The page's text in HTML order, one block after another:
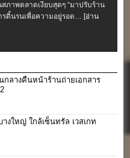
ภาพตลาดเงียบสุดๆ “มาปรับร้าน
รดิ้นรนเพื่อความอยู่รอด… [อ่าน
ลางคืนหน้าร้านถ่ายเอกสาร
งใหญ่ ใกล้เซ็นทรัล เวสเกท